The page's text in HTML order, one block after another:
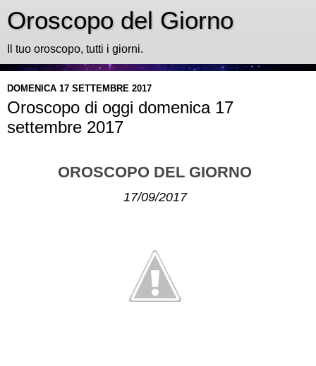
Oroscopo del Giorno
Il tuo oroscopo, tutti i giorni.
DOMENICA 17 SETTEMBRE 2017
Oroscopo di oggi domenica 17
settembre 2017
OROSCOPO DEL GIORNO
17/09/2017